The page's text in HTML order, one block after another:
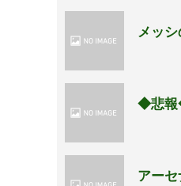
メッ
◆悲報
アー